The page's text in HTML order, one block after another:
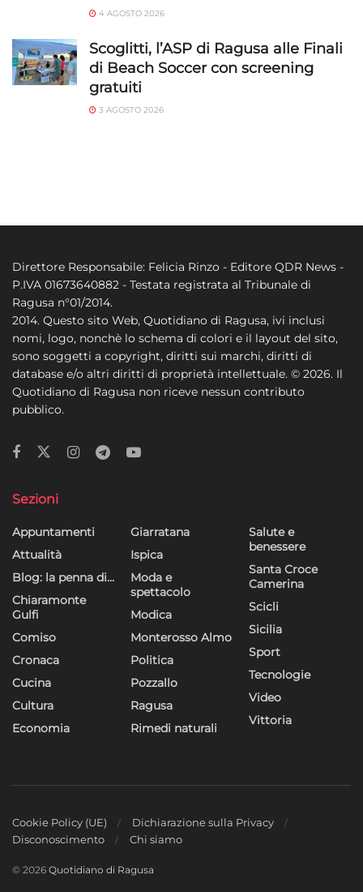
4 AGOSTO 2026
Scoglitti, l’ASP di Ragusa alle Finali
di Beach Soccer con screening
gratuiti
3 AGOSTO 2026
Direttore Responsabile: Felicia Rinzo - Editore QDR News -
P.IVA 01673640882 - Testata registrata al Tribunale di
Ragusa n°01/2014.
2014. Questo sito Web, Quotidiano di Ragusa, ivi inclusi
nomi, logo, nonchè lo schema di colori e il layout del sito,
sono soggetti a copyright, diritti sui marchi, diritti di
database e/o altri diritti di proprietà intellettuale. © 2026. Il
Quotidiano di Ragusa non riceve nessun contributo
pubblico.
Sezioni
Appuntamenti
Attualità
Blog: la penna di…
Chiaramonte
Gulfi
Comiso
Cronaca
Cucina
Cultura
Economia
Giarratana
Ispica
Moda e
spettacolo
Modica
Monterosso Almo
Politica
Pozzallo
Ragusa
Rimedi naturali
Salute e
benessere
Santa Croce
Camerina
Scicli
Sicilia
Sport
Tecnologie
Video
Vittoria
Cookie Policy (UE)
Dichiarazione sulla Privacy
Disconoscimento
Chi siamo
© 2026 Quotidiano di Ragusa